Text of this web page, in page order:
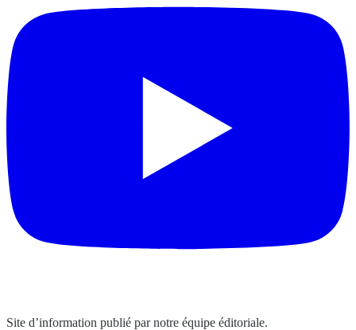
Site d’information publié par notre équipe éditoriale.